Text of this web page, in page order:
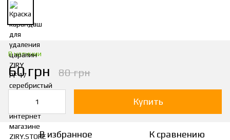
В наличии
60 грн 80 грн
Купить
В избранное К сравнению